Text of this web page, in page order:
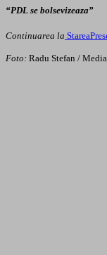
“PDL se bolsevizeaza”
Continuarea la
Foto: Radu Stefan /